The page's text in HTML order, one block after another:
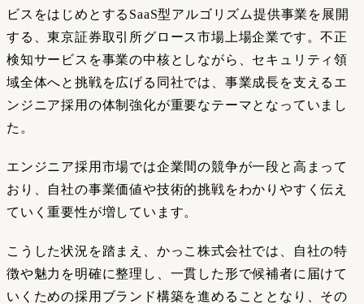
ビスをはじめとするSaaS型アルゴリズム提供事業を展開
する、東京証券取引所グロース市場上場企業です。不正
検知サービスを事業の中核としながら、セキュリティ領
域全体へと挑戦を広げる同社では、事業成長を支えるエ
ンジニア採用の体制強化が重要なテーマとなっていまし
た。
エンジニア採用市場では企業間の競争が一段と高まって
おり、自社の事業価値や技術的挑戦をわかりやすく伝え
ていく重要性が増しています。
こうした状況を踏まえ、かっこ株式会社では、自社の特
徴や魅力を明確に整理し、一貫した形で候補者に届けて
いくための採用ブランド構築を進めることとなり、その